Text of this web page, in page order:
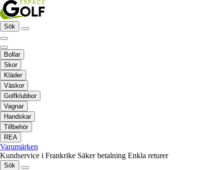
Sök
Bollar
Skor
Kläder
Väskor
Golfklubbor
Vagnar
Handskar
Tillbehör
REA
Varumärken
Kundservice i Frankrike Säker betalning Enkla returer
Sök